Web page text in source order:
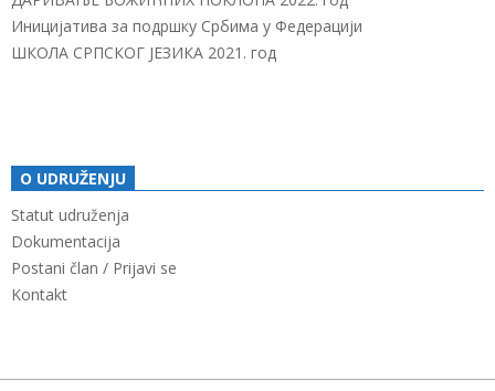
Иницијатива за подршку Србима у Федерацији
ШКОЛА СРПСКОГ ЈЕЗИКА 2021. год
O UDRUŽENJU
Statut udruženja
Dokumentacija
Postani član / Prijavi se
Kontakt